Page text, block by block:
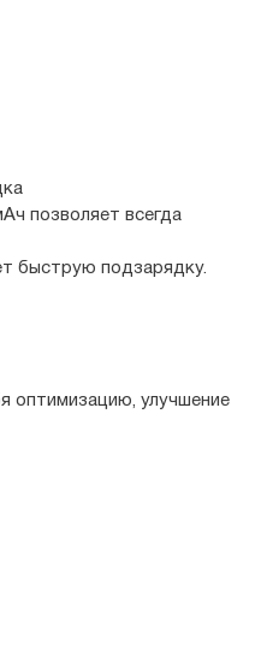
позволяет всегда
быструю подзарядку.
оптимизацию, улучшение